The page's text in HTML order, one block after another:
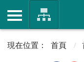
首頁